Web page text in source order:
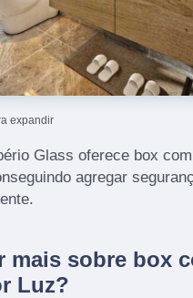
expandir
Glass oferece box
agregar
mais sobre box
Luz?